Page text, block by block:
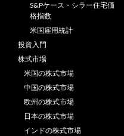
S&Pケース・シラー住宅価
格指数
米国雇用統計
投資入門
株式市場
米国の株式市場
中国の株式市場
欧州の株式市場
日本の株式市場
インドの株式市場